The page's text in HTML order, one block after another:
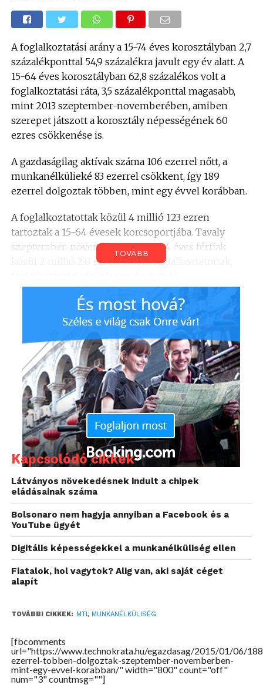
A foglalkoztatási arány a 15-74 éves korosztályban 2,7
százalékponttal 54,9 százalékra javult egy év alatt. A
15-64 éves korosztályban 62,8 százalékos volt a
foglalkoztatási ráta, 3,5 százalékponttal magasabb,
mint 2013 szeptember-novemberében, amiben
szerepet játszott a korosztály népességének 60
ezres csökkenése is.
A gazdaságilag aktívak száma 106 ezerrel nőtt, a
munkanélkülieké 83 ezerrel csökkent, így 189
ezerrel dolgoztak többen, mint egy évvel korábban.
A foglalkoztatottak közül 4 millió 123 ezren
tartoztak a 15-64 évesek korcsoportjába. Tavaly
szeptember-novemberben a 15-64 éves férfiak
közül 2 millió 233 ezren voltak foglalkoztatottak,
százalékponttal 68,9 százalékra nőtt.
A 15-64 éves foglalkoztatott nők száma 1 millió 890
ezer volt, esetükben a foglalkoztatási ráta értéke 3,2
százalékponttal 56,7 százalékra javult.
A 15-24 éves korosztályból 274 ezren voltak
foglalkoztatottak, 24,6 százalékos foglalkoztatási
rátájuk 3,1 százalékponttal meghaladta a 2013.
szeptember-novemberit.Az úgynevezett legjobb
munkavállalási korú, 25-54 éves, valamint az 55-64
éves foglalkoztatottak száma egyaránt nőtt. Előbbiek
foglalkoztatási rátája 3,1 százalékponttal, 80,0
százalékra, utóbbiaké 3,9 százalékponttal, 42,9
százalékra emelkedett.
TOVÁBB
Kapcsolódó cikkek
Látványos növekedésnek indult a chipek
eládásainak száma
Bolsonaro nem hagyja annyiban a Facebook és a
YouTube ügyét
Digitális képességekkel a munkanélküliség ellen
Fiatalok, hol vagytok? Alig van, aki saját céget
alapít
TOVÁBBI CIKKEK: MTI, MUNKANÉLKÜLISÉG
[fbcomments
url="https://www.technokrata.hu/egazdasag/2015/01/06/
ezerrel-tobben-dolgoztak-szeptember-novemberben-
mint-egy-evvel-korabban/" width="800" count="off"
num="3" countmsg=""]